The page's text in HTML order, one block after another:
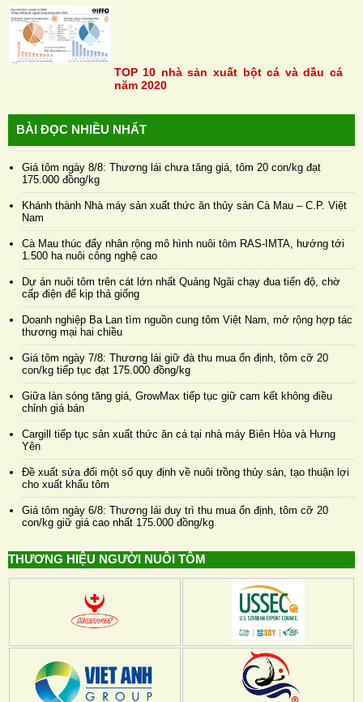
TOP 10 nhà sản xuất bột cá và dầu cá
năm 2020
BÀI ĐỌC NHIỀU NHẤT
Giá tôm ngày 8/8: Thương lái chưa tăng giá, tôm 20 con/kg đạt
175.000 đồng/kg
Khánh thành Nhà máy sản xuất thức ăn thủy sản Cà Mau – C.P. Việt
Nam
Cà Mau thúc đẩy nhân rộng mô hình nuôi tôm RAS-IMTA, hướng tới
1.500 ha nuôi công nghệ cao
Dự án nuôi tôm trên cát lớn nhất Quảng Ngãi chạy đua tiến độ, chờ
cấp điện để kịp thả giống
Doanh nghiệp Ba Lan tìm nguồn cung tôm Việt Nam, mở rộng hợp tác
thương mại hai chiều
Giá tôm ngày 7/8: Thương lái giữ đà thu mua ổn định, tôm cỡ 20
con/kg tiếp tục đạt 175.000 đồng/kg
Giữa làn sóng tăng giá, GrowMax tiếp tục giữ cam kết không điều
chỉnh giá bán
Cargill tiếp tục sản xuất thức ăn cá tại nhà máy Biên Hòa và Hưng
Yên
Đề xuất sửa đổi một số quy định về nuôi trồng thủy sản, tạo thuận lợi
cho xuất khẩu tôm
Giá tôm ngày 6/8: Thương lái duy trì thu mua ổn định, tôm cỡ 20
con/kg giữ giá cao nhất 175.000 đồng/kg
THƯƠNG HIỆU NGƯỜI NUÔI TÔM